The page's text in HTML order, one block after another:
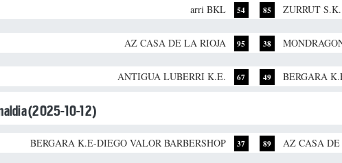
arri BKL 54 85 ZURRUT S.K.
AZ CASA DE LA RIOJA 95 38
ANTIGUA LUBERRI K.E. 67 49 BERGARA
(2025-10-12)
BERGARA K.E-DIEGO VALOR BARBERSHOP 37 89 AZ CASA